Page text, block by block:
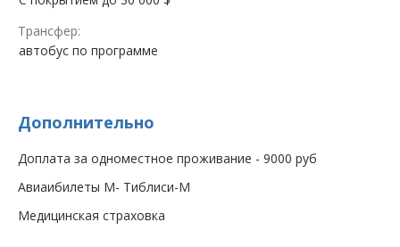
Трансфер:
автобус по программе
Дополнительно
Доплата за одноместное проживание - 9000 руб
Авиаибилеты М- Тиблиси-М
Медицинская страховка